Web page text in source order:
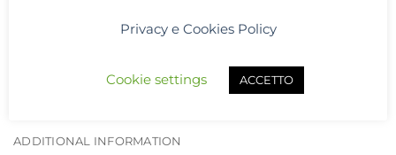
ADDITIONAL INFORMATION
Privacy e Cookies Policy
Cookie settings ACCETTO